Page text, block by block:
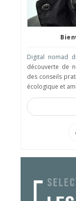
Digital nomad
découverte de
des conseils
écologique et